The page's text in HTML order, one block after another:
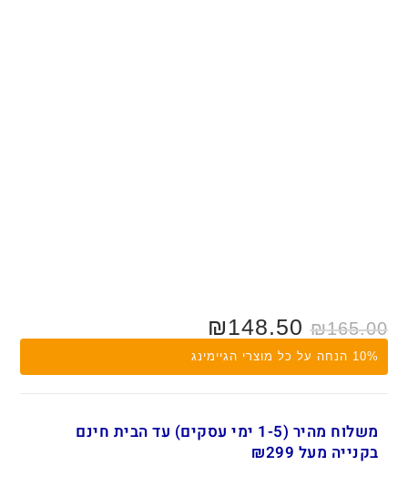
₪165.00
₪148.50
10% הנחה על כל מוצרי הגיימינג
משלוח מהיר (1-5 ימי עסקים) עד הבית חינם
בקנייה מעל ₪299